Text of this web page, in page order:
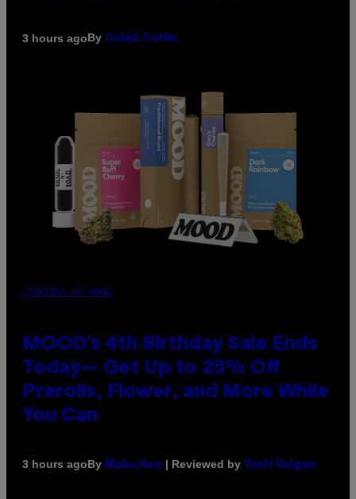
3 hours agoBy Caleb Catlin
COURTESY OF MOOD
MOOD’s 4th Birthday Sale Ends
Today— Get Up to 25% Off
Prerolls, Flower, and More While
You Can
3 hours agoBy Maha Haq | Reviewed by Ysolt Usigan